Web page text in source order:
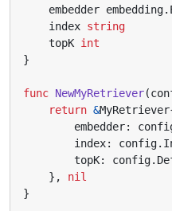
embedder embedding.
index string
topK int
}
func NewMyRetriever(
return &MyRetriever
embedder:
index: config.
topK: config.
},
nil
}